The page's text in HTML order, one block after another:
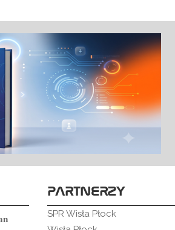
PARTNERZY
SPR Wisła Płock